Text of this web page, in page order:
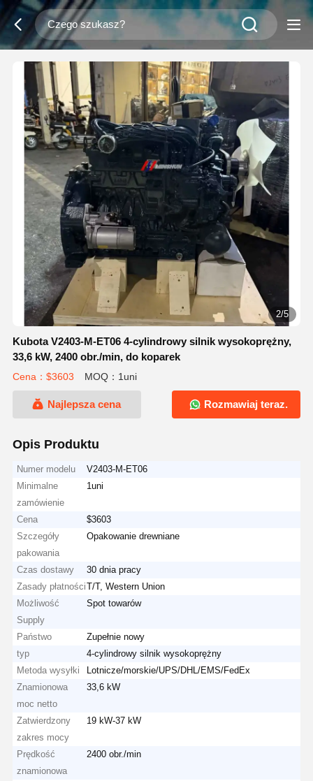
2/5
Kubota V2403-M-ET06 4-cylindrowy silnik wysokoprężny,
33,6 kW, 2400 obr./min, do koparek
Cena：$3603 MOQ：1uni
Najlepsza cena Rozmawiaj teraz.
Opis Produktu
Numer modelu
V2403-M-ET06
Minimalne
zamówienie
1uni
Cena
$3603
Szczegóły
pakowania
Opakowanie drewniane
Czas dostawy
30 dnia pracy
Zasady płatnościT/T, Western Union
Możliwość
Supply
Spot towarów
Państwo
Zupełnie nowy
typ
4-cylindrowy silnik wysokoprężny
Metoda wysyłki
Lotnicze/morskie/UPS/DHL/EMS/FedEx
Znamionowa
moc netto
33,6 kW
Zatwierdzony
zakres mocy
19 kW-37 kW
Prędkość
znamionowa
2400 obr./min